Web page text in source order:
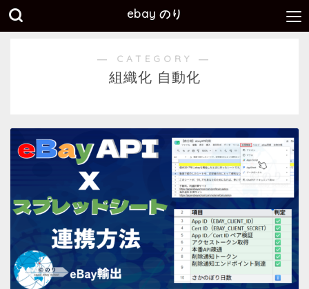
ebay のり
― CATEGORY ―
組織化 自動化